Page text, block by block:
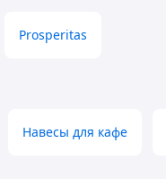
Prosperitas
Навесы для кафе